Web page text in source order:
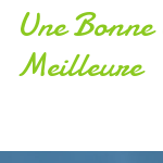
Une
Meilleure